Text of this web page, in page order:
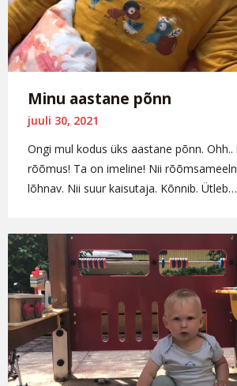
Minu aastane põnn
juuli 30, 2021
Ongi mul kodus üks aastane põnn.
rõõmus! Ta on imeline! Nii
lõhnav. Nii suur kaisutaja. Kõnnib. Ütleb…